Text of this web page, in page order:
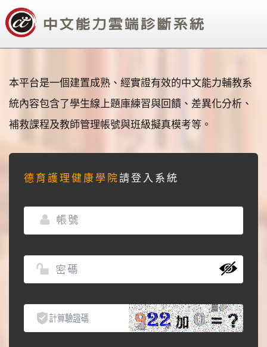
本平台是一個建置成熟、經實證有效的中文能力輔教系
統內容包含了學生線上題庫練習與回饋、差異化分析、
補救課程及教師管理帳號與班級擬真模考等。
德育護理健康學院請登入系統